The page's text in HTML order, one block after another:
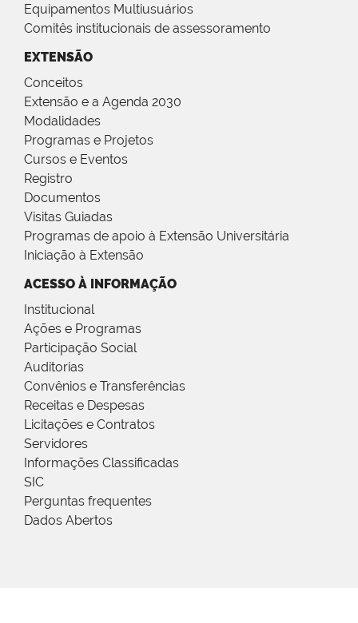
Equipamentos Multiusuários
Comitês institucionais de assessoramento
EXTENSÃO
Conceitos
Extensão e a Agenda 2030
Modalidades
Programas e Projetos
Cursos e Eventos
Registro
Documentos
Visitas Guiadas
Programas de apoio à Extensão Universitária
Iniciação à Extensão
ACESSO À INFORMAÇÃO
Institucional
Ações e Programas
Participação Social
Auditorias
Convênios e Transferências
Receitas e Despesas
Licitações e Contratos
Servidores
Informações Classificadas
SIC
Perguntas frequentes
Dados Abertos